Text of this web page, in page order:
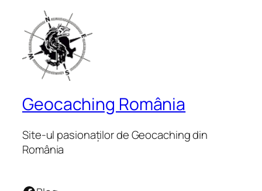
Geocaching România
Site-ul pasionaților de Geocaching din
România